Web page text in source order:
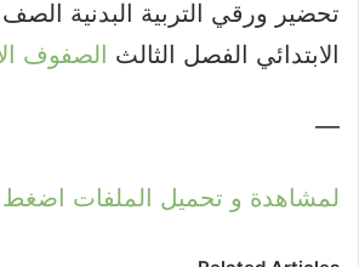
تحضير ورقي التربية البدنية
الابتدائي الفصل الثالث الصفوف
—
لمشاهدة و تحميل الملفات اضغط